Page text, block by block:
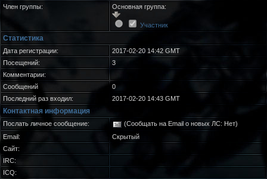
Член группы:
Основная группа:
Участник
Статистика
Дата регистрации:
2017-02-20 14:42 GMT
Посещений:
3
Комментарии:
Сообщений
0
Последний раз входил:
2017-02-20 14:43 GMT
Контактная информация
Послать личное сообщение:
(Сообщать на Email о новых ЛС: Нет)
Email:
Скрытый
Сайт:
IRC:
ICQ: